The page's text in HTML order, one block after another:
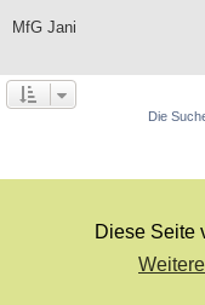
Diese Seite
MfG Jani
Die